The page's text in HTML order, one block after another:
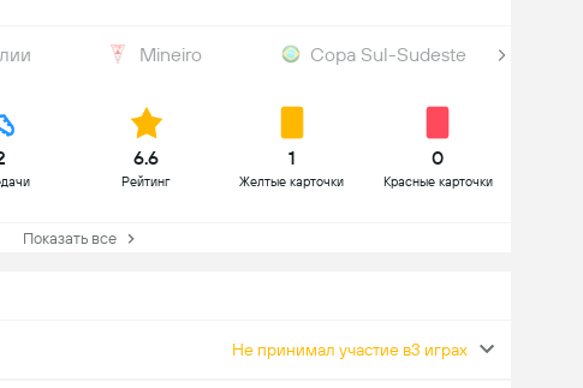
Mineiro Copa Sul-Sudeste
6.6
Рейтинг
1
Желтые карточки
0
Красные карточки
Показать все
Не принимал участие в3 играх